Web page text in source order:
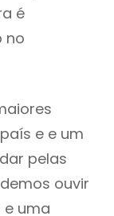
é
no
e e um
pelas
ouvir
uma